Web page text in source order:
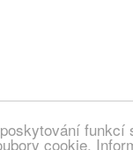
cookie.